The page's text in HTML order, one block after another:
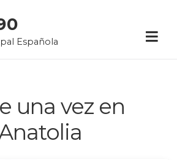
Española
una vez en